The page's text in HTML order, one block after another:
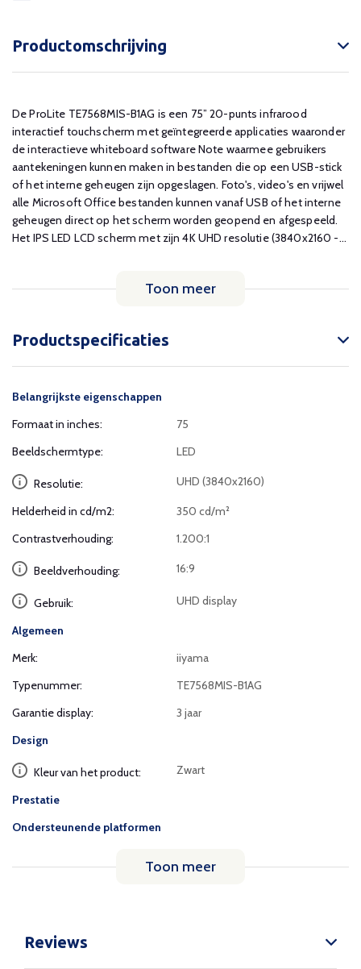
Productomschrijving
De ProLite TE7568MIS-B1AG is een 75” 20-punts infrarood
interactief touchscherm met geïntegreerde applicaties waaronder
de interactieve whiteboard software Note waarmee gebruikers
aantekeningen kunnen maken in bestanden die op een USB-stick
of het interne geheugen zijn opgeslagen. Foto's, video's en vrijwel
alle Microsoft Office bestanden kunnen vanaf USB of het interne
geheugen direct op het scherm worden geopend en afgespeeld.
Het IPS LED LCD scherm met zijn 4K UHD resolutie (3840x2160 -...
Toon meer
Productspecificaties
Belangrijkste eigenschappen
Formaat in inches:
75
Beeldschermtype:
LED
Resolutie: UHD (3840x2160)
Helderheid in cd/m2:
350 cd/m²
Contrastverhouding:
1.200:1
Beeldverhouding: 16:9
Gebruik: UHD display
Algemeen
Merk:
iiyama
Typenummer:
TE7568MIS-B1AG
Garantie display:
3 jaar
Design
Kleur van het product: Zwart
Prestatie
Ondersteunende platformen
Toon meer
Reviews